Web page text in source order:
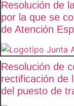
Resolución de
por la que se
de Atención
Resolución de
rectificación de
del puesto de